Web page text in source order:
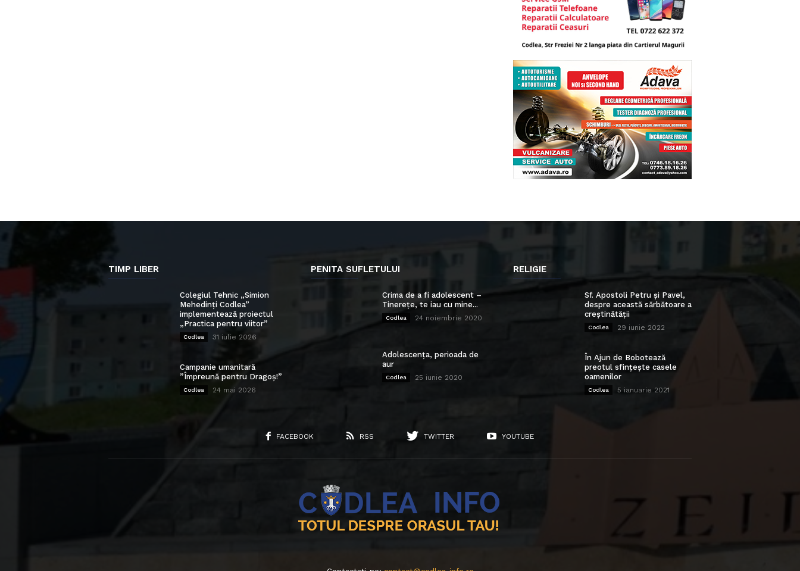
TIMP LIBER
Colegiul Tehnic „Simion
Mehedinți Codlea”
implementează proiectul
„Practica pentru viitor”
Codlea 31 iulie 2026
Campanie umanitară
”Împreună pentru Dragoș!”
Codlea 24 mai 2026
PENITA SUFLETULUI
Crima de a fi adolescent –
Tinerețe, te iau cu mine...
Codlea 24 noiembrie 2020
Adolescența, perioada de
aur
Codlea 25 iunie 2020
RELIGIE
Sf. Apostoli Petru și Pavel,
despre această sărbătoare a
creștinătății
Codlea 29 iunie 2022
În Ajun de Bobotează
preotul sfințește casele
oamenilor
Codlea 5 ianuarie 2021
FACEBOOK RSS TWITTER YOUTUBE